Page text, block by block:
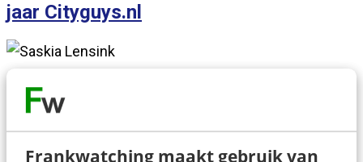
Frankwatching maakt gebruik van
jaar Cityguys.nl